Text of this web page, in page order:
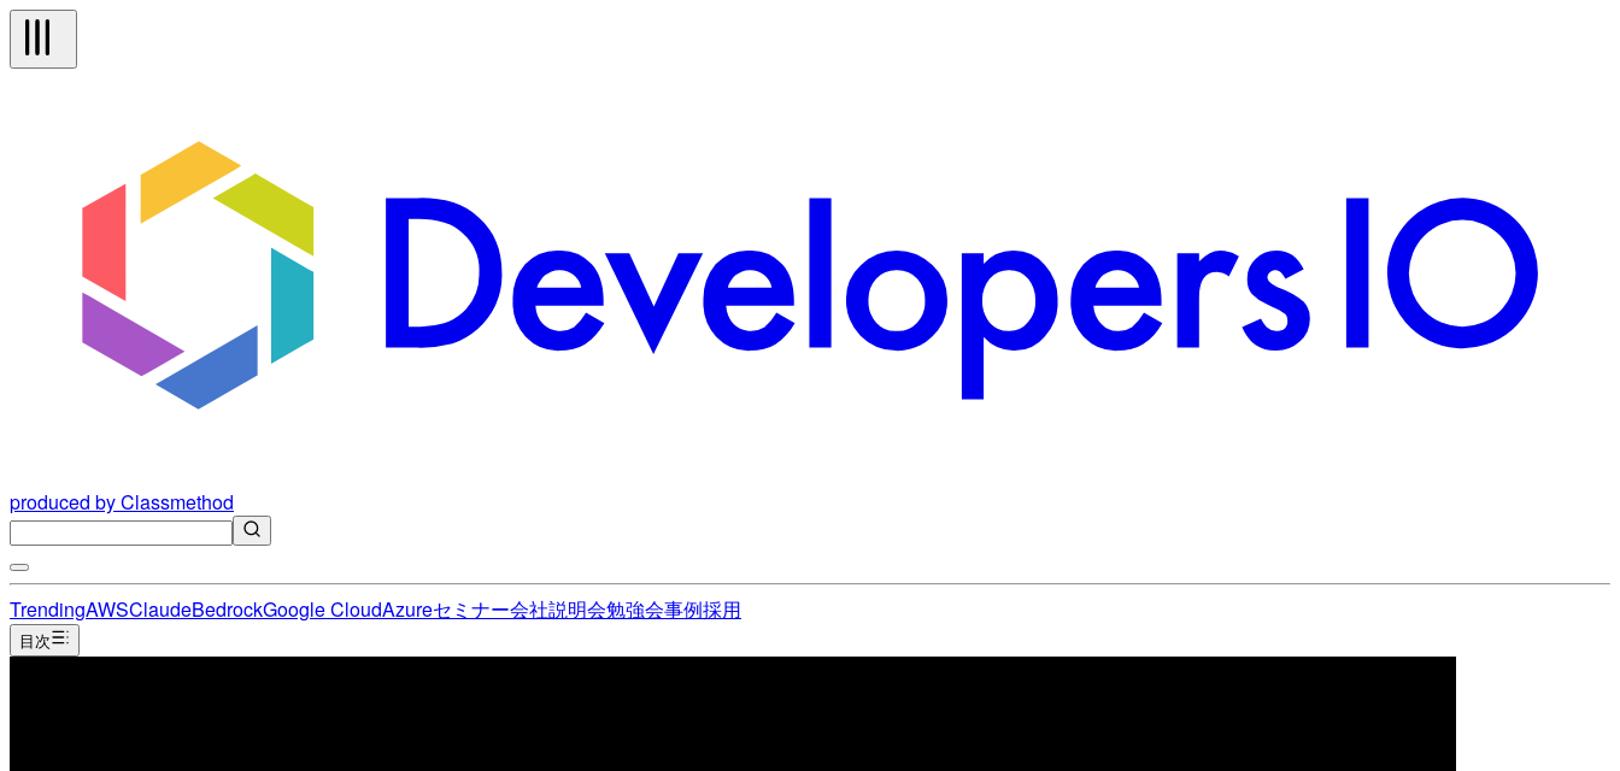
produced by Classmethod
TrendingAWSClaudeBedrockGoogle CloudAzureセミナー会社説明会勉強会事例採用
目次